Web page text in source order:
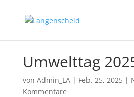
Umwelttag
von Admin_LA| Feb. 25, 2025|
Kommentare